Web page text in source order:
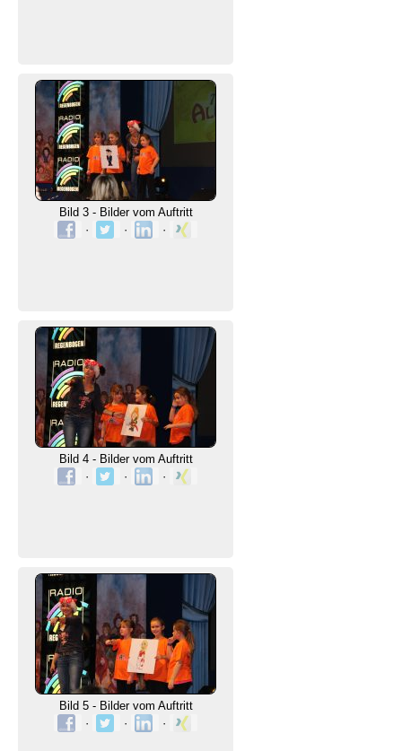
Bild 3 - Bilder vom Auftritt
·
· ·
Bild 4 - Bilder vom Auftritt
·
· ·
Bild 5 - Bilder vom Auftritt
·
· ·